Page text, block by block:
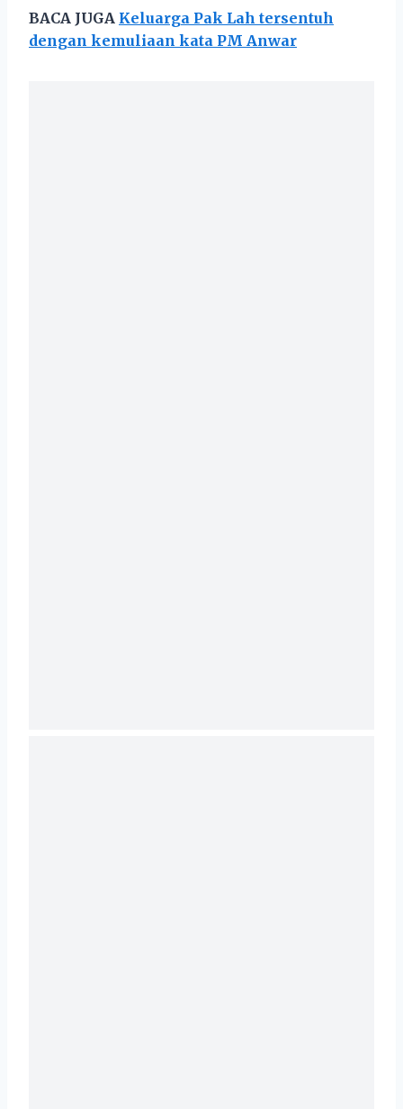
BACA JUGA Keluarga Pak Lah tersentuh
dengan kemuliaan kata PM Anwar